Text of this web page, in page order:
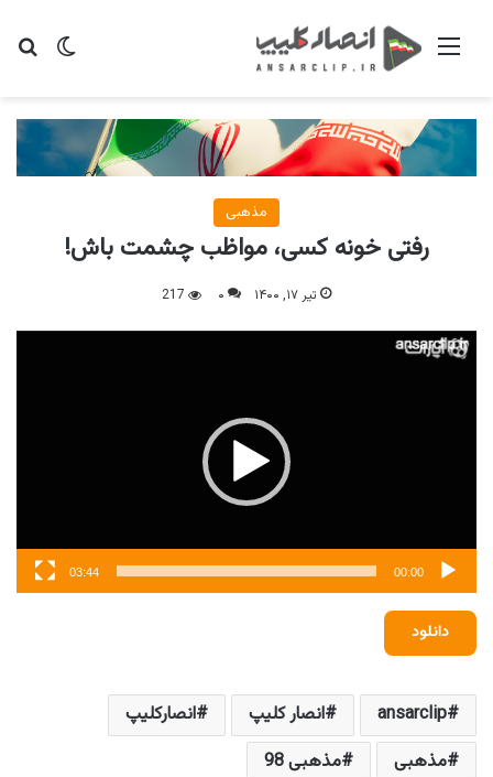
تغییر منو
مذهبی
رفتی خونه کسی، مواظب چشمت باش!
تیر ۱۷, ۱۴۰۰ ۰ 217
نمایشگر
ویدیو
00:00
03:44
دانلود
ansarclip انصار کلیپ
انصارکلیپ
مذهبی
مذهبی 98